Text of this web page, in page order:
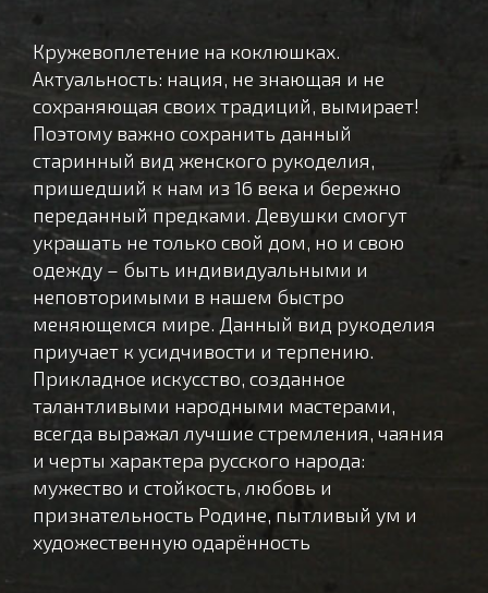
Кружевоплетение на коклюшках.
Актуальность: нация, не знающая и не
сохраняющая своих традиций, вымирает!
Поэтому важно сохранить данный
старинный вид женского рукоделия,
пришедший к нам из 16 века и бережно
переданный предками. Девушки смогут
украшать не только свой дом, но и свою
одежду – быть индивидуальными и
неповторимыми в нашем быстро
меняющемся мире. Данный вид рукоделия
приучает к усидчивости и терпению.
Прикладное искусство, созданное
талантливыми народными мастерами,
всегда выражал лучшие стремления, чаяния
и черты характера русского народа:
мужество и стойкость, любовь и
признательность Родине, пытливый ум и
художественную одарённость